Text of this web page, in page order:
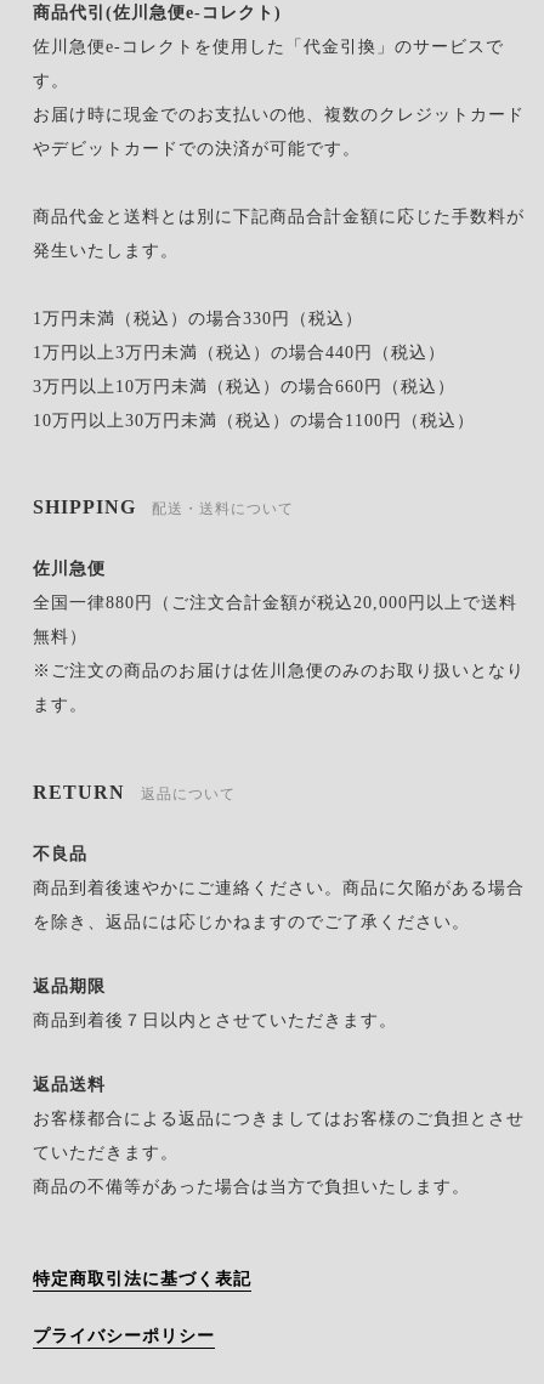
商品代引(佐川急便e-コレクト)
佐川急便e-コレクトを使用した「代金引換」のサービスで
す。
お届け時に現金でのお支払いの他、複数のクレジットカード
やデビットカードでの決済が可能です。
商品代金と送料とは別に下記商品合計金額に応じた手数料が
発生いたします。
1万円未満（税込）の場合330円（税込）
1万円以上3万円未満（税込）の場合440円（税込）
3万円以上10万円未満（税込）の場合660円（税込）
10万円以上30万円未満（税込）の場合1100円（税込）
SHIPPING 配送・送料について
佐川急便
全国一律880円（ご注文合計金額が税込20,000円以上で送料
無料）
※ご注文の商品のお届けは佐川急便のみのお取り扱いとなり
ます。
RETURN 返品について
不良品
商品到着後速やかにご連絡ください。商品に欠陥がある場合
を除き、返品には応じかねますのでご了承ください。
返品期限
商品到着後７日以内とさせていただきます。
返品送料
お客様都合による返品につきましてはお客様のご負担とさせ
ていただきます。
商品の不備等があった場合は当方で負担いたします。
特定商取引法に基づく表記
プライバシーポリシー